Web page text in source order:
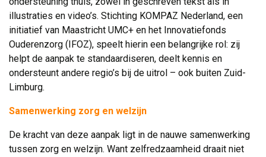
illustraties en video’s. Stichting KOMPAZ Nederland, een
initiatief van Maastricht UMC+ en het Innovatiefonds
Ouderenzorg (IFOZ), speelt hierin een belangrijke rol: zij
helpt de aanpak te standaardiseren, deelt kennis en
ondersteunt andere regio’s bij de uitrol – ook buiten Zuid-
Limburg.
Samenwerking zorg en welzijn
De kracht van deze aanpak ligt in de nauwe samenwerking
tussen zorg en welzijn. Want zelfredzaamheid draait niet